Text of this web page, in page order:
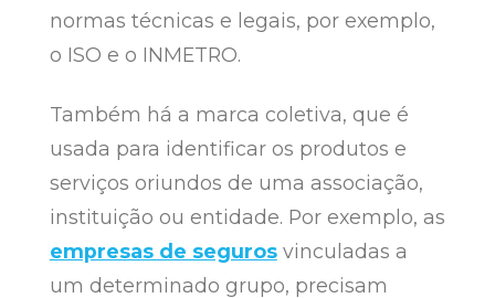
normas técnicas e legais, por exemplo,
o ISO e o INMETRO.
Também há a marca coletiva, que é
usada para identificar os produtos e
serviços oriundos de uma associação,
instituição ou entidade. Por exemplo, as
empresas de segurosvinculadas a
um determinado grupo, precisam